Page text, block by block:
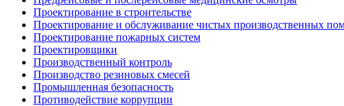
Проектирование в строительстве
Проектирование и обслуживание чистых производственных
Проектирование пожарных систем
Проектировщики
Производственный контроль
Производство резиновых смесей
Промышленная безопасность
Противодействие коррупции